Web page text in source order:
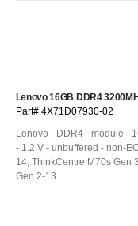
Lenovo 16GB DDR4
Part# 4X71D07930-02
Lenovo - DDR4 - module -
- 1.2 V - unbuffered - non-
14; ThinkCentre M70s Gen
Gen 2-13